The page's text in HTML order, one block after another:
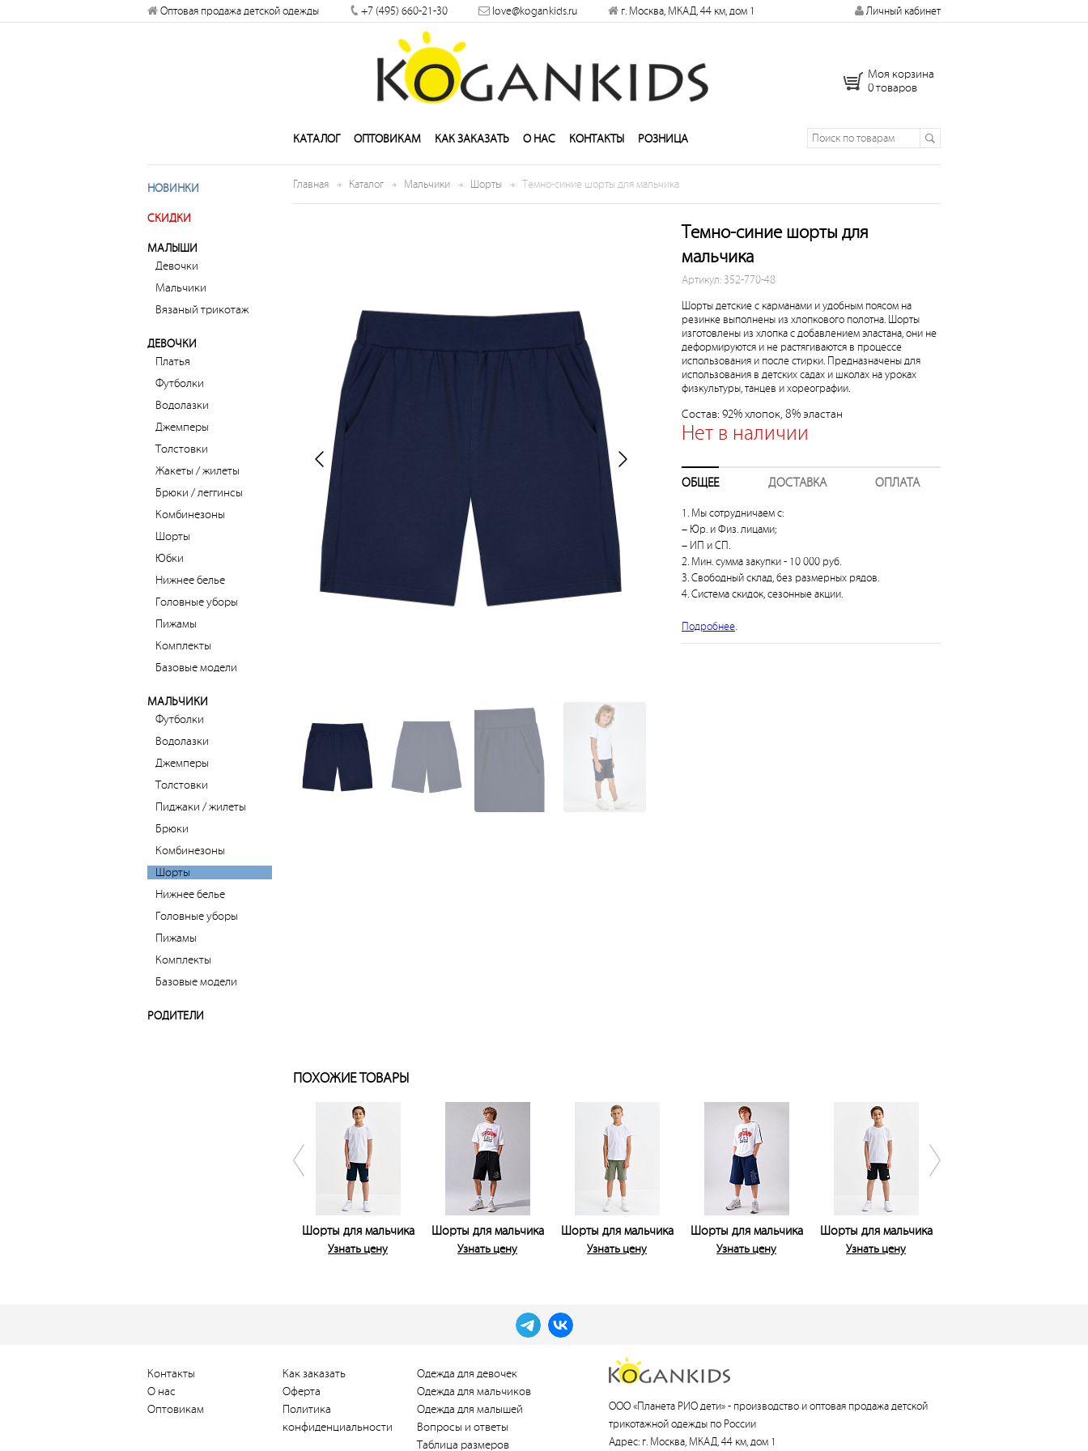
Разрешите сайту kogankids.ru
Разрешить
×
Оптовая продажа детской одежды +7 (495) 660-21-30 love@kogankids.ru г. Москва, МКАД, 44 км, дом 1 Личный кабинет
Моя корзина
0 товаров
КАТАЛОГ ОПТОВИКАМ КАК ЗАКАЗАТЬ О НАС КОНТАКТЫ РОЗНИЦА
НОВИНКИ
СКИДКИ
МАЛЫШИ
Девочки
Мальчики
Вязаный трикотаж
ДЕВОЧКИ
Платья
Футболки
Водолазки
Джемперы
Толстовки
Жакеты / жилеты
Брюки / леггинсы
Комбинезоны
Шорты
Юбки
Нижнее белье
Головные уборы
Пижамы
Комплекты
Базовые модели
МАЛЬЧИКИ
Футболки
Водолазки
Джемперы
Толстовки
Пиджаки / жилеты
Брюки
Комбинезоны
Шорты
Нижнее белье
Головные уборы
Пижамы
Комплекты
Базовые модели
РОДИТЕЛИ
Главная Каталог Мальчики Шорты Темно-синие шорты для мальчика
Темно-синие шорты для
мальчика
Артикул: 352-770-48
Шорты детские с карманами и удобным поясом на
резинке выполнены из хлопкового полотна. Шорты
изготовлены из хлопка с добавлением эластана, они не
деформируются и не растягиваются в процессе
использования и после стирки. Предназначены для
использования в детских садах и школах на уроках
физкультуры, танцев и хореографии.
Состав: 92% хлопок, 8% эластан
Нет в наличии
ОБЩЕЕ ДОСТАВКА ОПЛАТА
1. Мы сотрудничаем с:
– Юр. и Физ. лицами;
– ИП и СП.
2. Мин. сумма закупки - 10 000 руб.
3. Свободный склад, без размерных рядов.
4. Система скидок, сезонные акции.
Подробнее.
ПОХОЖИЕ ТОВАРЫ
Шорты для мальчика
Узнать цену
Шорты для мальчика
Узнать цену
Шорты для мальчика
Узнать цену
Шорты для мальчика
Узнать цену
Шорты для мальчика
Узнать цену
Контакты
О нас
Оптовикам
Как заказать
Оферта
Политика
конфиденциальности
Одежда для девочек
Одежда для мальчиков
Одежда для малышей
Вопросы и ответы
Таблица размеров
ООО «Планета РИО дети» - производство и оптовая продажа детской
трикотажной одежды по России
Адрес: г. Москва, МКАД, 44 км, дом 1